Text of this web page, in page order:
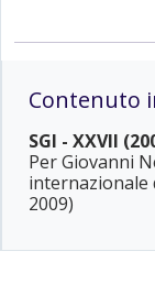
Contenuto
SGI - XXVII
Per Giovanni
internazionale
2009)